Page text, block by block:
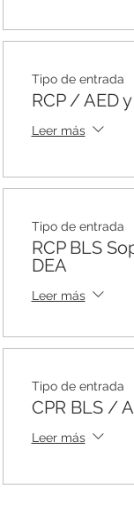
Tipo de entrada
RCP / AED
Leer más
Tipo de entrada
RCP BLS
DEA
Leer más
Tipo de entrada
CPR BLS /
Leer más